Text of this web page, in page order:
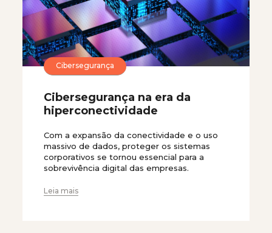
Cibersegurança
Cibersegurança na era da
hiperconectividade
Com a expansão da conectividade e o uso
massivo de dados, proteger os sistemas
corporativos se tornou essencial para a
sobrevivência digital das empresas.
Leia mais